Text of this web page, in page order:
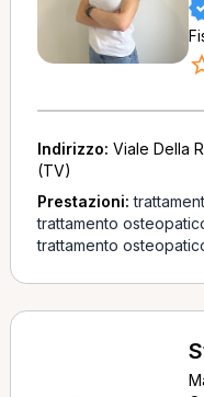
Indirizzo: Viale Della
(TV)
Prestazioni:
trattamento
trattamento